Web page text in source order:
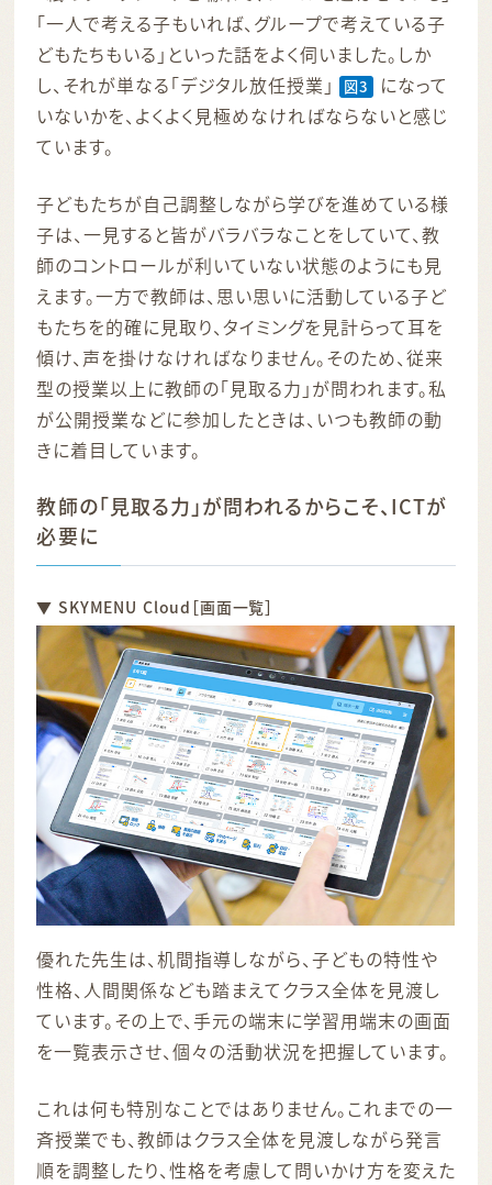
「一人で考える子もいれば、グループで考えている子
どもたちもいる」といった話をよく伺いました。しか
し、それが単なる「デジタル放任授業」
図3
になって
いないかを、よくよく見極めなければならないと感じ
ています。
子どもたちが自己調整しながら学びを進めている様
子は、一見すると皆がバラバラなことをしていて、教
師のコントロールが利いていない状態のようにも見
えます。一方で教師は、思い思いに活動している子ど
もたちを的確に見取り、タイミングを見計らって耳を
傾け、声を掛けなければなりません。そのため、従来
型の授業以上に教師の「見取る力」が問われます。私
が公開授業などに参加したときは、いつも教師の動
きに着目しています。
教師の「見取る力」が問われるからこそ、ICTが
必要に
▼ SKYMENU Cloud［画面一覧］
優れた先生は、机間指導しながら、子どもの特性や
性格、人間関係なども踏まえてクラス全体を見渡し
ています。その上で、手元の端末に学習用端末の画面
を一覧表示させ、個々の活動状況を把握しています。
これは何も特別なことではありません。これまでの一
斉授業でも、教師はクラス全体を見渡しながら発言
順を調整したり、性格を考慮して問いかけ方を変えた